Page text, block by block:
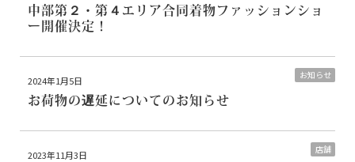
中部第２・第４エリア合同着物ファッションショ
ー開催決定！
お知らせ
2024年1月5日
お荷物の遅延についてのお知らせ
店舗
2023年11月3日